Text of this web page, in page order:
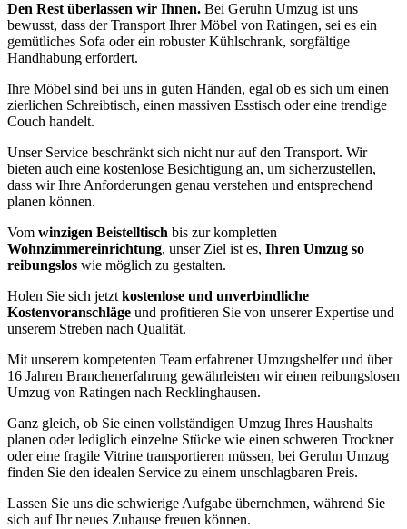
Den Rest überlassen wir Ihnen. Bei Geruhn Umzug ist uns
bewusst, dass der Transport Ihrer Möbel von Ratingen, sei es ein
gemütliches Sofa oder ein robuster Kühlschrank, sorgfältige
Handhabung erfordert.
Ihre Möbel sind bei uns in guten Händen, egal ob es sich um einen
zierlichen Schreibtisch, einen massiven Esstisch oder eine trendige
Couch handelt.
Unser Service beschränkt sich nicht nur auf den Transport. Wir
bieten auch eine kostenlose Besichtigung an, um sicherzustellen,
dass wir Ihre Anforderungen genau verstehen und entsprechend
planen können.
Vom winzigen Beistelltisch bis zur kompletten
Wohnzimmereinrichtung, unser Ziel ist es, Ihren Umzug so
reibungslos wie möglich zu gestalten.
Holen Sie sich jetzt kostenlose und unverbindliche
Kostenvoranschläge und profitieren Sie von unserer Expertise und
unserem Streben nach Qualität.
Mit unserem kompetenten Team erfahrener Umzugshelfer und über
16 Jahren Branchenerfahrung gewährleisten wir einen reibungslosen
Umzug von Ratingen nach Recklinghausen.
Ganz gleich, ob Sie einen vollständigen Umzug Ihres Haushalts
planen oder lediglich einzelne Stücke wie einen schweren Trockner
oder eine fragile Vitrine transportieren müssen, bei Geruhn Umzug
finden Sie den idealen Service zu einem unschlagbaren Preis.
Lassen Sie uns die schwierige Aufgabe übernehmen, während Sie
sich auf Ihr neues Zuhause freuen können.